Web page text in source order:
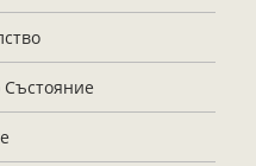
Състояние